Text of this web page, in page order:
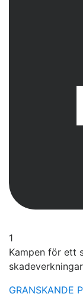
1
Kampen för ett
skadeverkningar
GRANSKANDE